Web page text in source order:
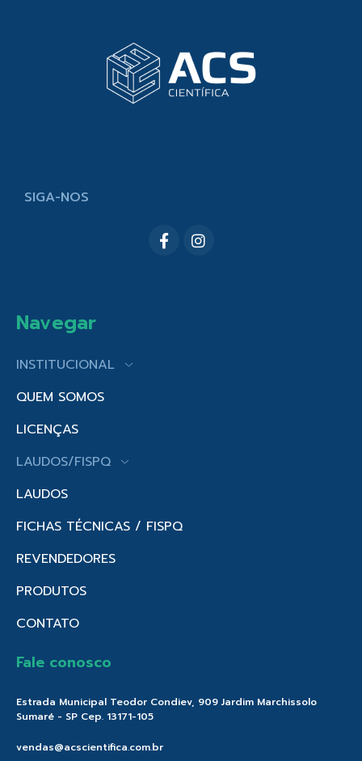
SIGA-NOS
Navegar
INSTITUCIONAL
QUEM SOMOS
LICENÇAS
LAUDOS/FISPQ
LAUDOS
FICHAS TÉCNICAS / FISPQ
REVENDEDORES
PRODUTOS
CONTATO
Fale conosco
Estrada Municipal Teodor Condiev, 909 Jardim Marchissolo
Sumaré - SP Cep. 13171-105
vendas@acscientifica.com.br